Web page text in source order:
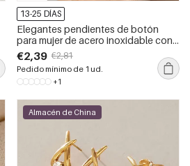
13-25 DÍAS
Elegantes pendientes de botón
para mujer de acero inoxidable con
forma irregular, diseño patchwork,
resistentes al agua y con circonitas
doradas.
€2,39 €2,81
Pedido mínimo de 1 ud.
+1
Almacén de China